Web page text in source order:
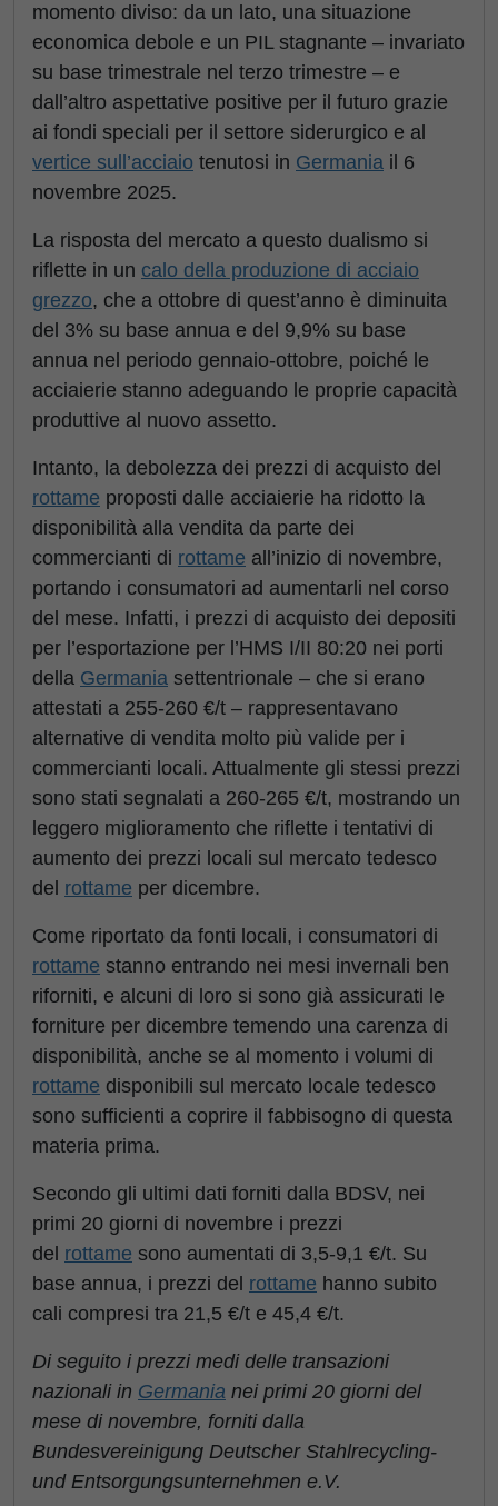
momento diviso: da un lato, una situazione
economica debole e un PIL stagnante – invariato
su base trimestrale nel terzo trimestre – e
dall’altro aspettative positive per il futuro grazie
ai fondi speciali per il settore siderurgico e al
vertice sull’acciaio tenutosi in Germania il 6
novembre 2025.
La risposta del mercato a questo dualismo si
riflette in un calo della produzione di acciaio
grezzo, che a ottobre di quest’anno è diminuita
del 3% su base annua e del 9,9% su base
annua nel periodo gennaio-ottobre, poiché le
acciaierie stanno adeguando le proprie capacità
produttive al nuovo assetto.
Intanto, la debolezza dei prezzi di acquisto del
rottame proposti dalle acciaierie ha ridotto la
disponibilità alla vendita da parte dei
commercianti di rottame all’inizio di novembre,
portando i consumatori ad aumentarli nel corso
del mese. Infatti, i prezzi di acquisto dei depositi
per l’esportazione per l’HMS I/II 80:20 nei porti
della Germania settentrionale – che si erano
attestati a 255-260 €/t – rappresentavano
alternative di vendita molto più valide per i
commercianti locali. Attualmente gli stessi prezzi
sono stati segnalati a 260-265 €/t, mostrando un
leggero miglioramento che riflette i tentativi di
aumento dei prezzi locali sul mercato tedesco
del rottame per dicembre.
Come riportato da fonti locali, i consumatori di
rottame stanno entrando nei mesi invernali ben
riforniti, e alcuni di loro si sono già assicurati le
forniture per dicembre temendo una carenza di
disponibilità, anche se al momento i volumi di
rottame disponibili sul mercato locale tedesco
sono sufficienti a coprire il fabbisogno di questa
materia prima.
Secondo gli ultimi dati forniti dalla BDSV, nei
primi 20 giorni di novembre i prezzi
del rottame sono aumentati di 3,5-9,1 €/t. Su
base annua, i prezzi del rottame hanno subito
cali compresi tra 21,5 €/t e 45,4 €/t.
Di seguito i prezzi medi delle transazioni
nazionali in Germania nei primi 20 giorni del
mese di novembre, forniti dalla
Bundesvereinigung Deutscher Stahlrecycling-
und Entsorgungsunternehmen e.V.